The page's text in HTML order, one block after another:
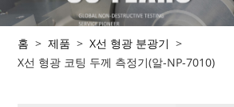
홈 > 제품 > X선 형광 분광기 >
X선 형광 코팅 두께 측정기(알-NP-7010)